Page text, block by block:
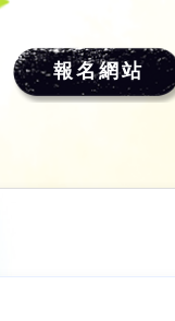
報名網站